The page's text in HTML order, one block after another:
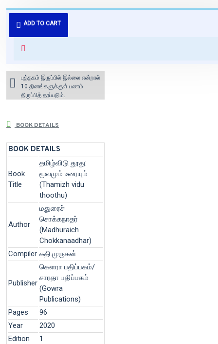
ADD TO CART
புத்தகம் 3 - 7 நாட்களில் அனுப்பி
வைக்கப்படும்.
for orders above ₹1000 within
புத்தகம் இருப்பில் இல்லை என்றால்
10 தினங்களுக்குள் பணம்
திருப்பித் தரப்படும்.
BOOK DETAILS
BOOK DETAILS
Book
Title
தமிழ்விடு தூது:
மூலமும் உரையும்
(Thamizh vidu
thoothu)
Author
மதுரைச்
சொக்கநாதர்
(Madhuraich
Chokkanaadhar)
Compiler கதி.முருகன்
Publisher
கௌரா பதிப்பகம்/
சாரதா பதிப்பகம்
(Gowra
Publications)
Pages
96
Year
2020
Edition
1